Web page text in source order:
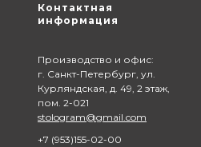
Контактная
информация
Производство и офис:
г. Санкт-Петербург, ул.
Курляндская, д. 49, 2 этаж,
пом. 2-021
stologram@gmail.com
+7 (953)155-02-00